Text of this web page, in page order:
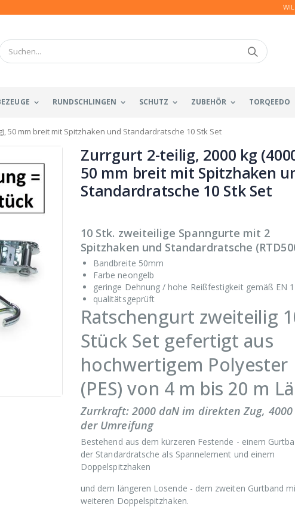
RUNDSCHLINGEN SCHUTZ ZUBEHÖR TORQEEDO
50 mm breit mit Spitzhaken und Standardratsche 10 Stk Set
Zurrgurt 2-teilig, 2000 kg
50 mm breit mit Spitzhaken
Standardratsche 10 Stk Set
10 Stk. zweiteilige Spanngurte mit 2
Spitzhaken und Standardratsche
Bandbreite 50mm
Farbe neongelb
geringe Dehnung / hohe Reißfestigkeit gemäß EN
qualitätsgeprüft
Ratschengurt zweiteilig
Stück Set gefertigt aus
hochwertigem Polyester
(PES) von 4 m bis 20 m
Zurrkraft: 2000 daN im direkten Zug,
der Umreifung
Bestehend aus dem kürzeren Festende - einem
der Standardratsche als Spannelement und einem
Doppelspitzhaken
und dem längeren Losende - dem zweiten Gurtband
weiteren Doppelspitzhaken.